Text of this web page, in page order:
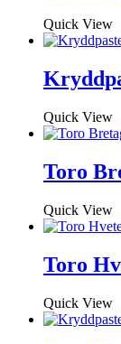
Quick View
Quick View
Toro
Quick View
Toro
Quick View